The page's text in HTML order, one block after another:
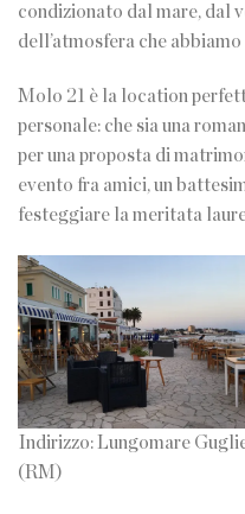
condizionato dal mare, dal
dell’atmosfera che
Molo 21 è la location
personale: che sia una
per una proposta di
evento fra amici, un
festeggiare la meritata
Indirizzo: Lungomare
(RM)